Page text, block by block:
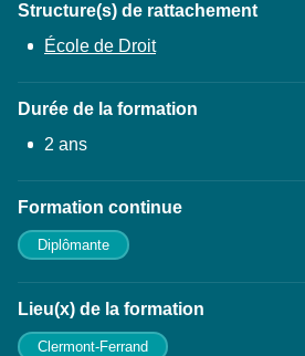
Détails
Structure(s) de rattachement
École de Droit
Durée de la formation
2 ans
Formation continue
Diplômante
Lieu(x) de la formation
Clermont-Ferrand